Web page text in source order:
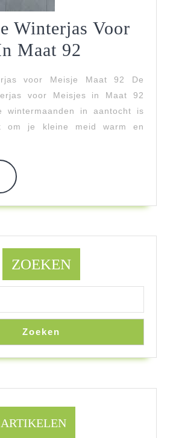
Winterjas Voor
Maat 92
Voor
Meisje
In
voor Meisje Maat 92 De
voor Meisjes in Maat 92
wintermaanden in aantocht is
om je kleine meid warm en
Read
More
ZOEKEN
Zoeken